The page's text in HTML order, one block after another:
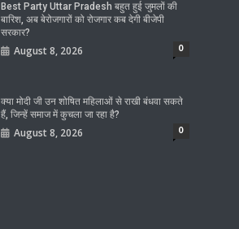
Best Party Uttar Pradesh बहुत हुई जुमलों की
बारिश, अब बेरोजगारों को रोजगार कब देगी बीजेपी
सरकार?
August 8, 2026 0
क्या मोदी जी उन शोषित महिलाओं से राखी बंधवा सकते
हैं, जिन्हें समाज में कुचला जा रहा है?
August 8, 2026 0